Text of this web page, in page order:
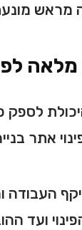
מראש
לספק
אתר
העבודה
ועד